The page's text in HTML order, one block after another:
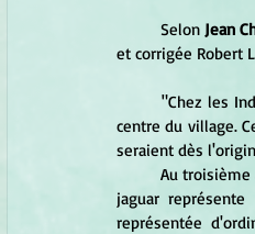
	Selon
Jean
et corrigée Robert
	"Chez les Indiens d'Amérique centrale, quatre jaguars sont supposés veiller sur les quatre voies d'accès au
centre du village.
seraient dès
	Au troisième âge Maya-Quiché, correspondant à l'horticulture et donc à la prééminence des cultes lunaires, le
jaguar
représentée